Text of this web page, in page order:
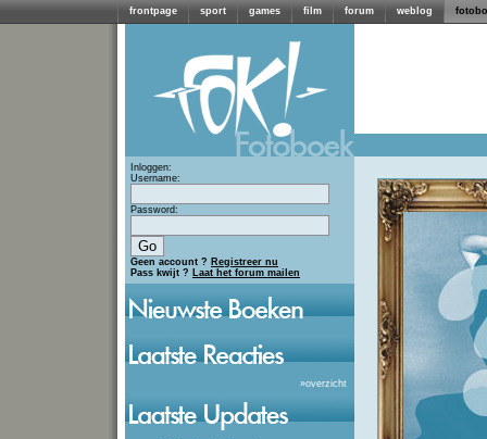
frontpage sport games film forum weblog
Inloggen:
Username:
Password:
Geen account ? Registreer nu
Pass kwijt ? Laat het forum mailen
»overzicht